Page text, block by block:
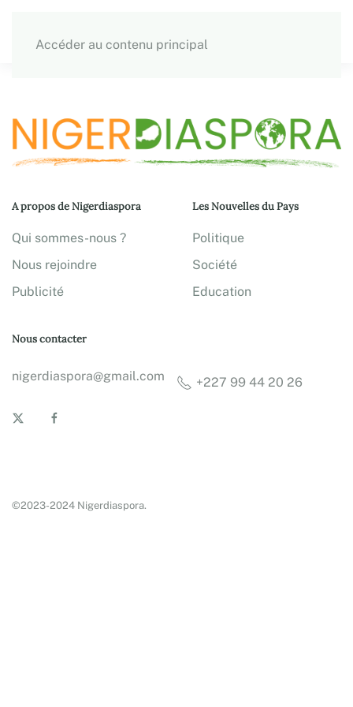
Accéder au contenu principal
A propos de Nigerdiaspora
Qui sommes-nous ?
Nous rejoindre
Publicité
Les Nouvelles du Pays
Politique
Société
Education
Nous contacter
nigerdiaspora@gmail.com +227 99 44 20 26
©2023-2024 Nigerdiaspora.